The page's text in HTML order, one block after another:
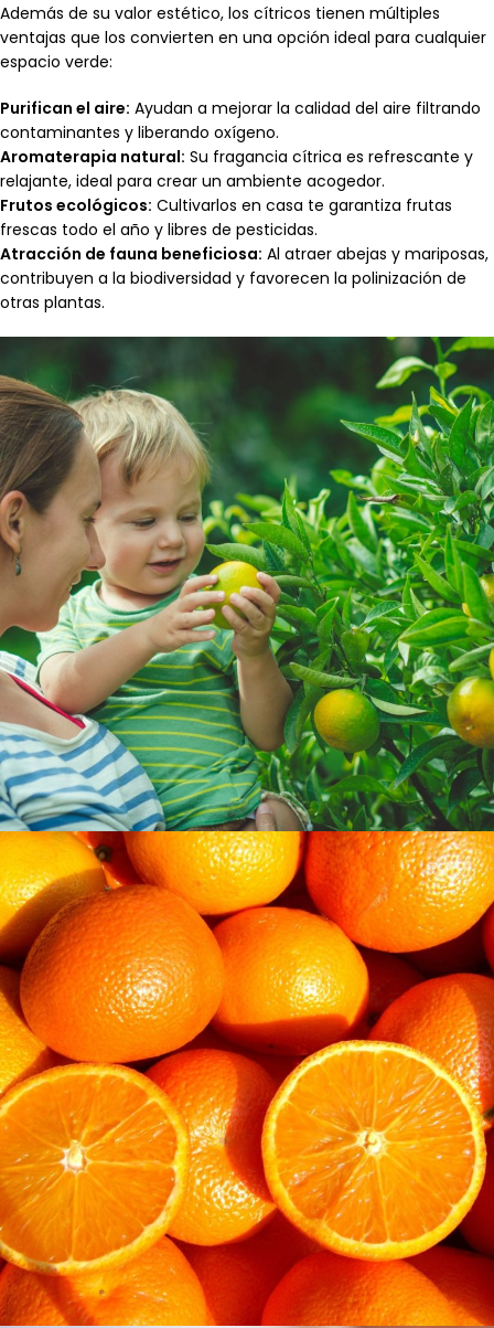
Además de su valor estético, los cítricos tienen múltiples
ventajas que los convierten en una opción ideal para cualquier
espacio verde:
Purifican el aire: Ayudan a mejorar la calidad del aire filtrando
contaminantes y liberando oxígeno.
Aromaterapia natural: Su fragancia cítrica es refrescante y
relajante, ideal para crear un ambiente acogedor.
Frutos ecológicos: Cultivarlos en casa te garantiza frutas
frescas todo el año y libres de pesticidas.
Atracción de fauna beneficiosa: Al atraer abejas y mariposas,
contribuyen a la biodiversidad y favorecen la polinización de
otras plantas.